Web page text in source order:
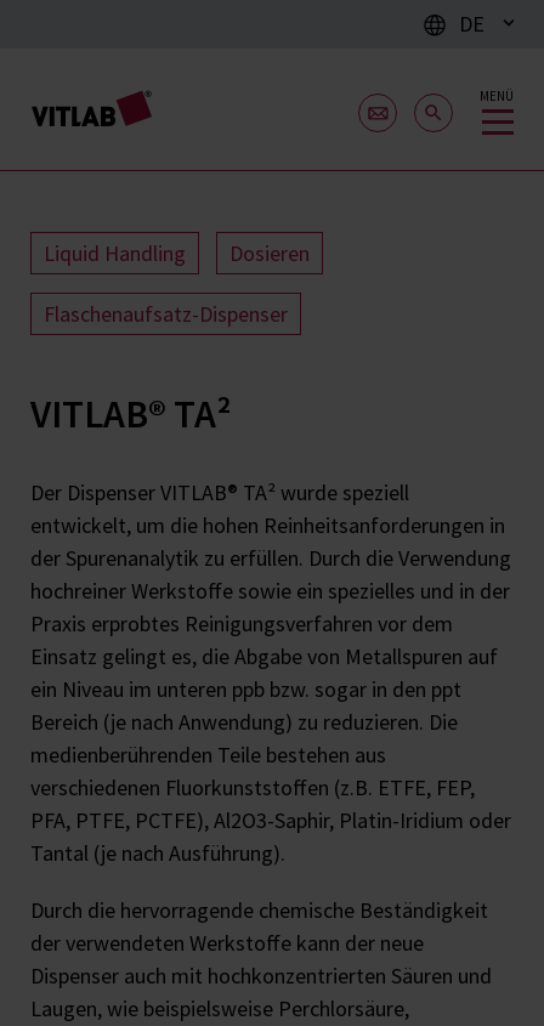
DE
MENÜ
Liquid Handling Dosieren
Flaschenaufsatz-Dispenser
VITLAB® TA²
Der Dispenser VITLAB® TA² wurde speziell
entwickelt, um die hohen Reinheitsanforderungen in
der Spurenanalytik zu erfüllen. Durch die Verwendung
hochreiner Werkstoffe sowie ein spezielles und in der
Praxis erprobtes Reinigungsverfahren vor dem
Einsatz gelingt es, die Abgabe von Metallspuren auf
ein Niveau im unteren ppb bzw. sogar in den ppt
Bereich (je nach Anwendung) zu reduzieren. Die
medienberührenden Teile bestehen aus
verschiedenen Fluorkunststoffen (z.B. ETFE, FEP,
PFA, PTFE, PCTFE), Al2O3-Saphir, Platin-Iridium oder
Tantal (je nach Ausführung).
Durch die hervorragende chemische Beständigkeit
der verwendeten Werkstoffe kann der neue
Dispenser auch mit hochkonzentrierten Säuren und
Laugen, wie beispielsweise Perchlorsäure,